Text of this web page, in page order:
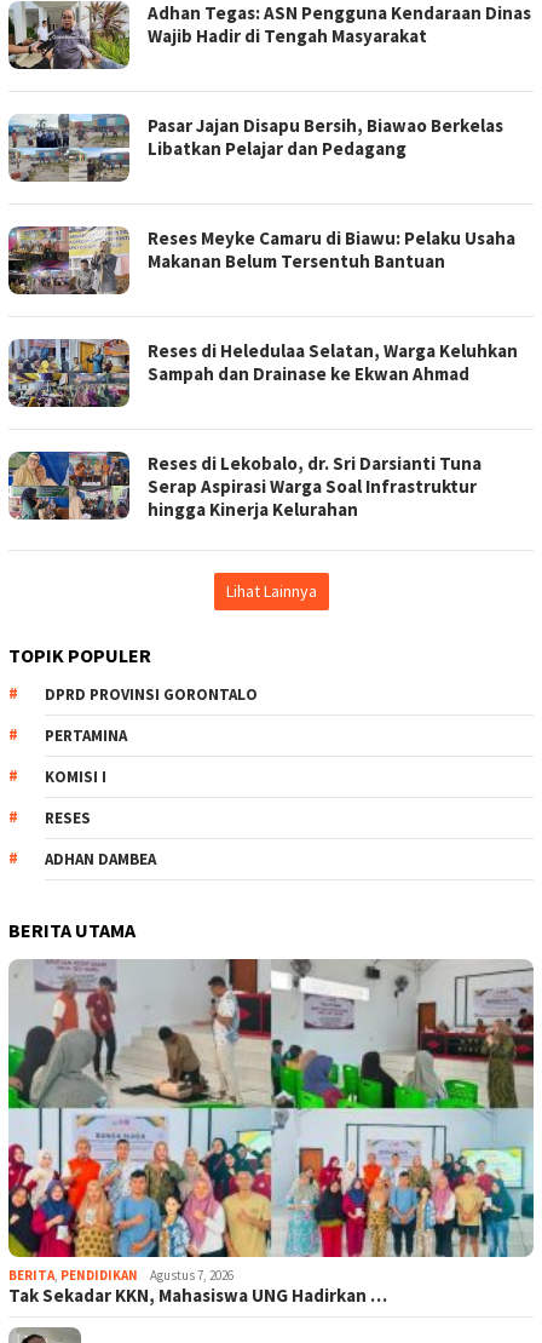
Adhan Tegas: ASN Pengguna Kendaraan Dinas
Wajib Hadir di Tengah Masyarakat
Pasar Jajan Disapu Bersih, Biawao Berkelas
Libatkan Pelajar dan Pedagang
Reses Meyke Camaru di Biawu: Pelaku Usaha
Makanan Belum Tersentuh Bantuan
Reses di Heledulaa Selatan, Warga Keluhkan
Sampah dan Drainase ke Ekwan Ahmad
Reses di Lekobalo, dr. Sri Darsianti Tuna
Serap Aspirasi Warga Soal Infrastruktur
hingga Kinerja Kelurahan
Lihat Lainnya
TOPIK POPULER
DPRD PROVINSI GORONTALO
PERTAMINA
KOMISI I
RESES
ADHAN DAMBEA
BERITA UTAMA
BERITA, PENDIDIKAN Agustus 7, 2026
Tak Sekadar KKN, Mahasiswa UNG Hadirkan …